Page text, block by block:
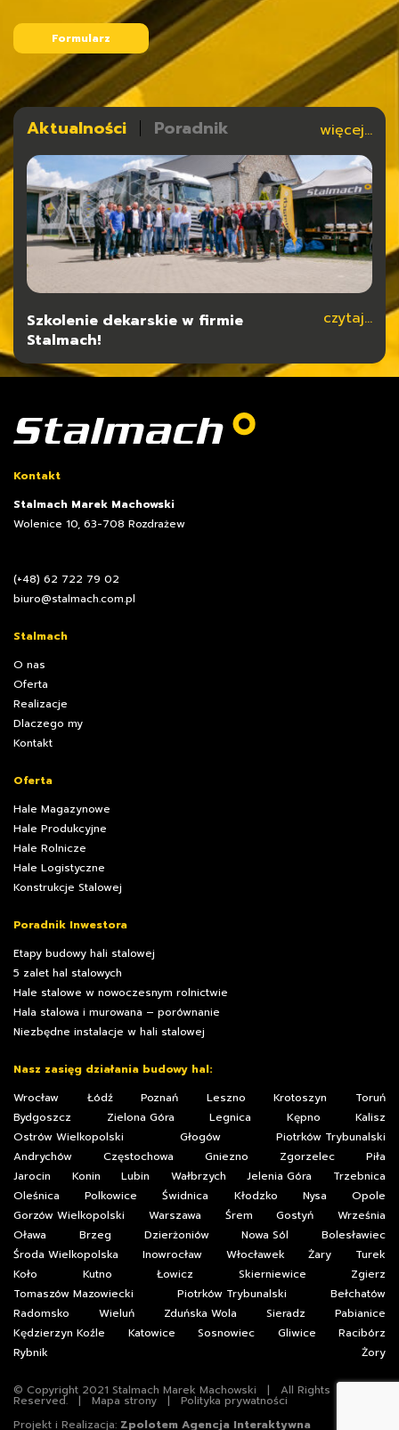
Formularz
Aktualności Poradnik więcej...
Szkolenie dekarskie w firmie
Stalmach!
czytaj...
Typy konstrukcji dla hal stalowych czytaj...
Kontakt
Stalmach Marek Machowski
Wolenice 10, 63-708 Rozdrażew
(+48) 62 722 79 02
biuro@stalmach.com.pl
Stalmach
O nas
Oferta
Realizacje
Dlaczego my
Kontakt
Oferta
Hale Magazynowe
Hale Produkcyjne
Hale Rolnicze
Hale Logistyczne
Konstrukcje Stalowej
Poradnik Inwestora
Etapy budowy hali stalowej
5 zalet hal stalowych
Hale stalowe w nowoczesnym rolnictwie
Hala stalowa i murowana – porównanie
Niezbędne instalacje w hali stalowej
Nasz zasięg działania budowy hal:
Wrocław
Łódź Poznań Leszno Krotoszyn
Toruń
Bydgoszcz
Zielona Góra Legnica Kępno
Kalisz
Ostrów Wielkopolski
Głogów
Piotrków Trybunalski
Andrychów
Częstochowa Gniezno Zgorzelec
Piła
Jarocin
Konin Lubin Wałbrzych Jelenia Góra
Trzebnica
Oleśnica
Polkowice Świdnica Kłodzko Nysa
Opole
Gorzów Wielkopolski
Warszawa Śrem Gostyń
Września
Oława
Brzeg Dzierżoniów Nowa Sól
Bolesławiec
Środa Wielkopolska
Inowrocław Włocławek Żary
Turek
Koło
Kutno Łowicz Skierniewice
Zgierz
Tomaszów Mazowiecki
Piotrków Trybunalski
Bełchatów
Radomsko
Wieluń Zduńska Wola Sieradz
Pabianice
Kędzierzyn Koźle
Katowice Sosnowiec Gliwice
Racibórz
Rybnik
Żory
© Copyright 2021 Stalmach Marek Machowski | All Rights
Reserved. | Mapa strony | Polityka prywatności
Projekt i Realizacja: Zpolotem Agencja Interaktywna